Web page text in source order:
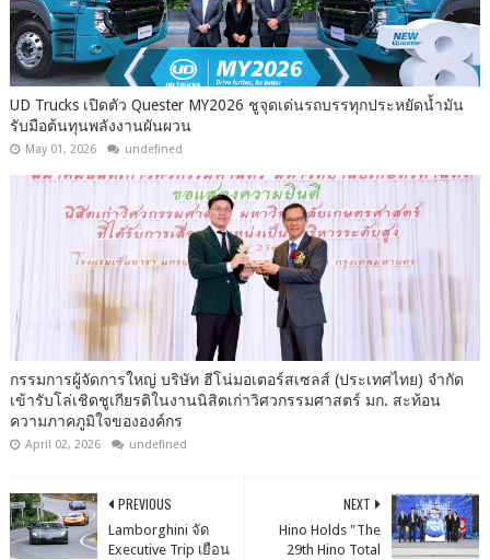
UD Trucks เปิดตัว Quester MY2026 ชูจุดเด่นรถบรรทุกประหยัดน้ำมัน
รับมือต้นทุนพลังงานผันผวน
May 01, 2026 undefined
กรรมการผู้จัดการใหญ่ บริษัท ฮีโน่มอเตอร์สเซลส์ (ประเทศไทย) จำกัด
เข้ารับโล่เชิดชูเกียรติในงานนิสิตเก่าวิศวกรรมศาสตร์ มก. สะท้อน
ความภาคภูมิใจขององค์กร
April 02, 2026 undefined
NEXT
Hino Holds "The
29th Hino Total
PREVIOUS
Lamborghini จัด
Executive Trip เยือน